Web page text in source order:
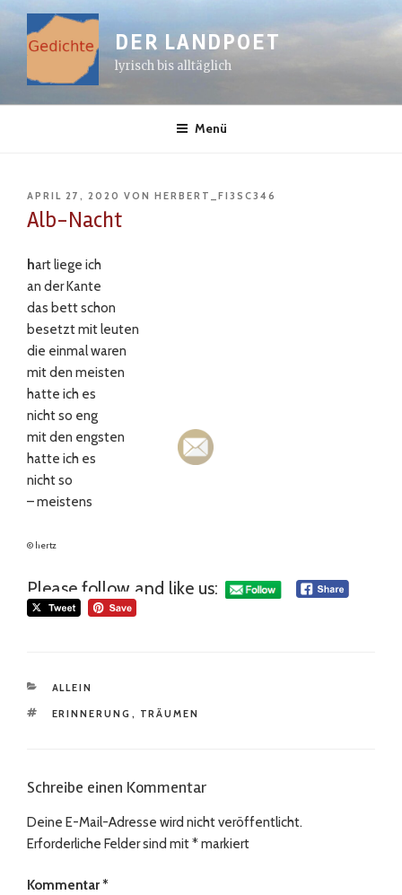
Inhalt
springen
DER LANDPOET
lyrisch bis alltäglich
Menü
VERÖFFENTLICHT
AM
APRIL 27, 2020 VON HERBERT_FI3SC346
Alb-Nacht
hart liege ich
an der Kante
das bett schon
besetzt mit leuten
die einmal waren
mit den meisten
hatte ich es
nicht so eng
mit den engsten
hatte ich es
nicht so
– meistens
© hertz
Please follow and like us:
KATEGORIEN
ALLEIN
SCHLAGWÖRTER
ERINNERUNG , TRÄUMEN
Schreibe einen Kommentar
Deine E-Mail-Adresse wird nicht veröffentlicht.
Erforderliche Felder sind mit*markiert
Kommentar*